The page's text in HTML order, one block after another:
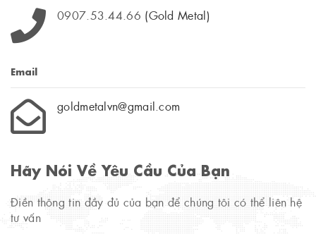
0907.53.44.66 (Gold Metal)
Email
goldmetalvn@gmail.com
Hãy Nói Về Yêu Cầu Của Bạn
Điền thông tin đầy đủ của bạn để chúng tôi có thể liên hệ
tư vấn